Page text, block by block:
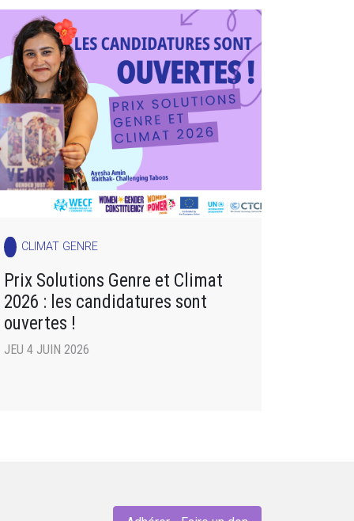
CLIMAT GENRE
Prix Solutions Genre et Climat
2026 : les candidatures sont
ouvertes !
JEU 4 JUIN 2026